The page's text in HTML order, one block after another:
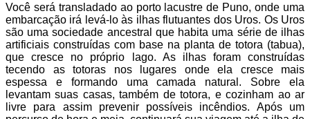
Você será transladado ao porto lacustre de Puno, onde uma
embarcação irá levá-lo às ilhas flutuantes dos Uros. Os Uros
são uma sociedade ancestral que habita uma série de ilhas
artificiais construídas com base na planta de totora (tabua),
que cresce no próprio lago. As ilhas foram construídas
tecendo as totoras nos lugares onde ela cresce mais
espessa e formando uma camada natural. Sobre ela
levantam suas casas, também de totora, e cozinham ao ar
livre para assim prevenir possíveis incêndios. Após um